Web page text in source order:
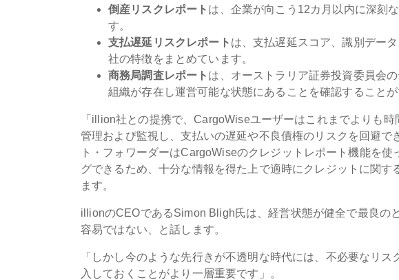
倒産リスクレポート は、企業が向こう12カ月以内に深刻
す。
支払遅延リスクレポート は、支払遅延スコア、識別デー
社の特徴をまとめています。
商務局調査レポート は、オーストラリア証券投資委員会
組織が存在し運営可能な状態にあることを確認することが
「illion社との提携で、CargoWiseユーザーはこれまでよりも
管理および監視し、支払いの遅延や不良債権のリスクを回避で
ト・フォワーダーはCargoWiseのクレジットレポート機能を
グできるため、十分な情報を得た上で適時にクレジットに関
ます。
illionのCEOであるSimon Bligh氏は、経営状態が健全で最良の
容易ではない、と話します。
「しかし今のような先行きが不透明な時代には、不必要なリ
入しておくことがより一層重要です」。